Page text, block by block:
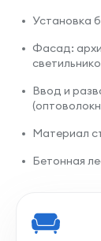
Установка
Фасад:
Ввод и
Материал
Бетонная